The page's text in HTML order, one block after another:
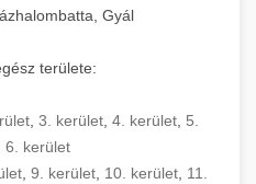
Gyál
területe:
3. kerület 4. kerület 5.
6. kerület
, 9. kerület, 10. kerület, 11.